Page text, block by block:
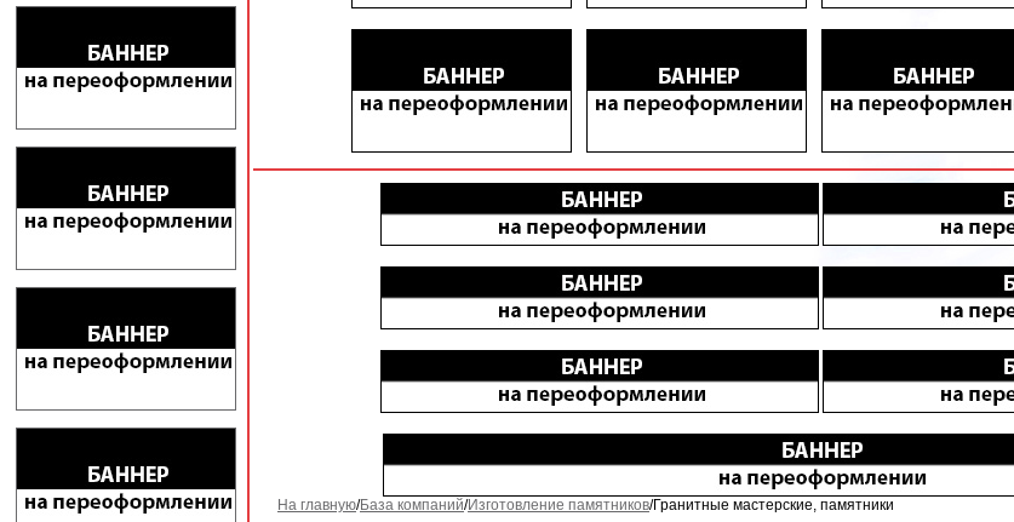
На главную/База компаний/Изготовление памятников/Гранитные мастерские, памятники